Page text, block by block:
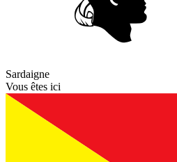
Sardaigne
Vous êtes ici